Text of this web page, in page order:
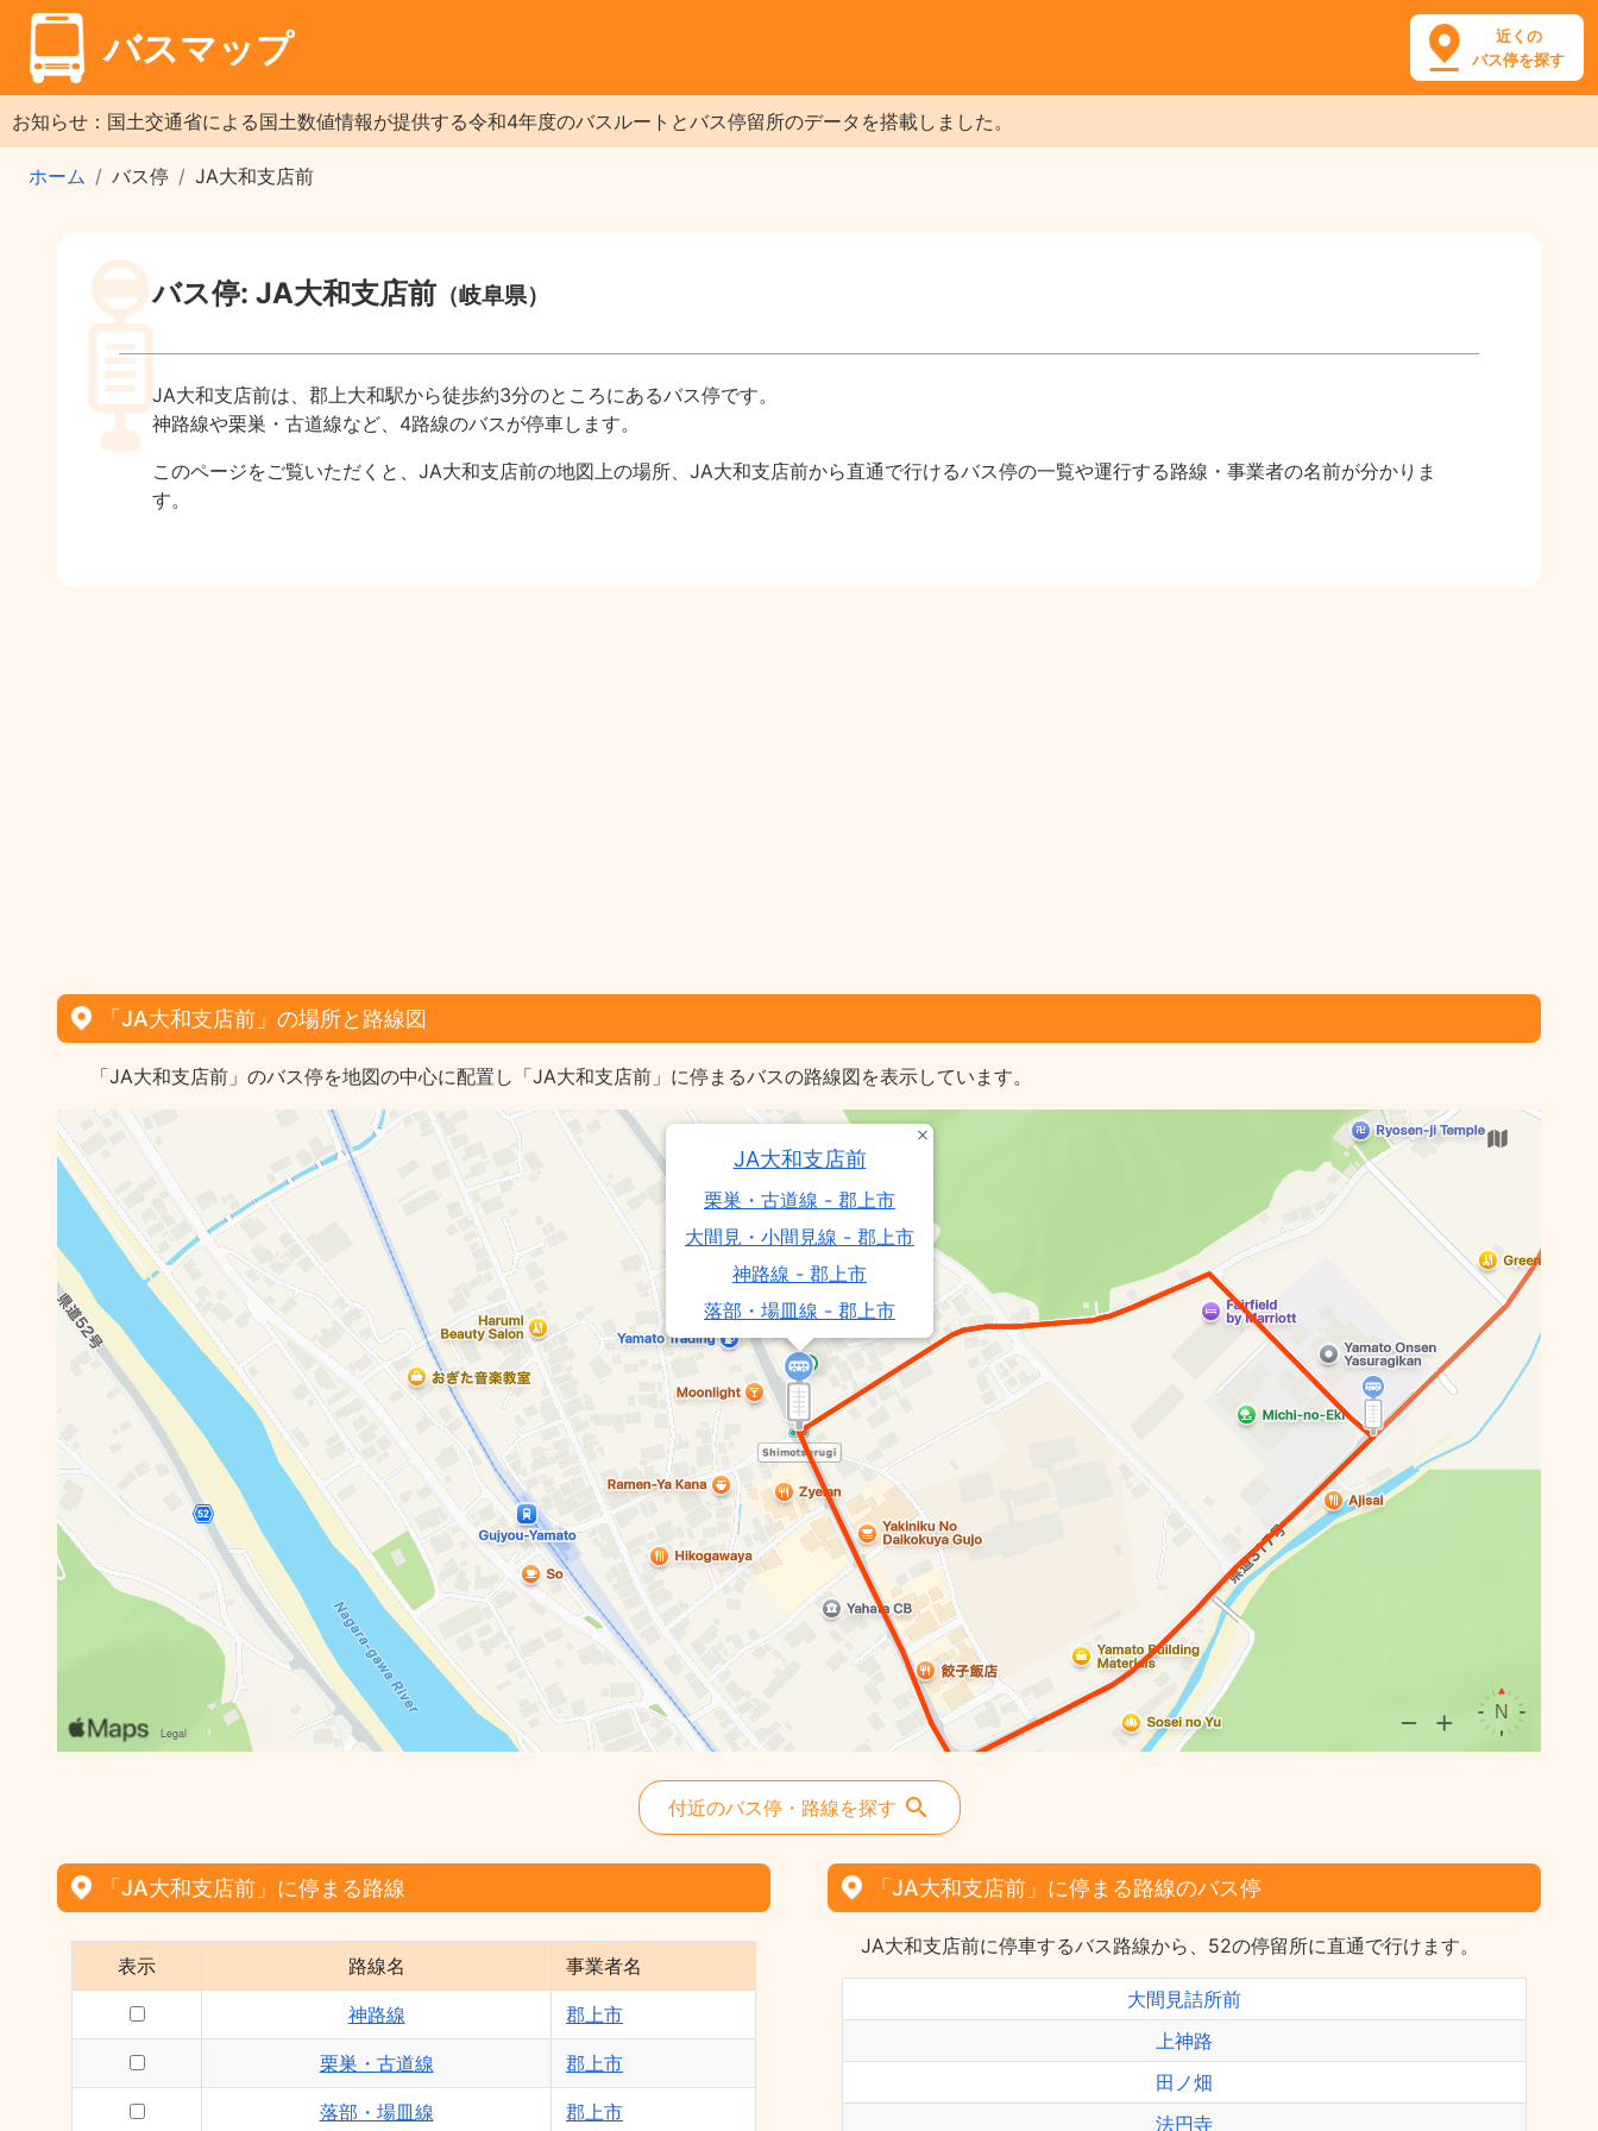
バスマップ
近くの
バス停を探す
お知らせ：国土交通省による国土数値情報が提供する令和4年度のバスルートとバス停留所のデータを搭載しました。
ホーム バス停 JA大和支店前
バス停: JA大和支店前 （岐阜県）
JA大和支店前は、郡上大和駅から徒歩約3分のところにあるバス停です。
神路線や栗巣・古道線など、4路線のバスが停車します。
このページをご覧いただくと、JA大和支店前の地図上の場所、JA大和支店前から直通で行けるバス停の一覧や運行する路線・事業者の名前が分かりま
す。
「JA大和支店前」の場所と路線図
「JA大和支店前」のバス停を地図の中心に配置し「JA大和支店前」に停まるバスの路線図を表示しています。
JA大和支店前
栗巣・古道線 - 郡上市
大間見・小間見線 - 郡上市
神路線 - 郡上市
落部・場皿線 - 郡上市
付近のバス停・路線を探す
「JA大和支店前」に停まる路線
表示 路線名 事業者名
神路線 郡上市
栗巣・古道線 郡上市
落部・場皿線 郡上市
「JA大和支店前」に停まる路線のバス停
JA大和支店前に停車するバス路線から、52の停留所に直通で行けます。
大間見詰所前
上神路
田ノ畑
法円寺